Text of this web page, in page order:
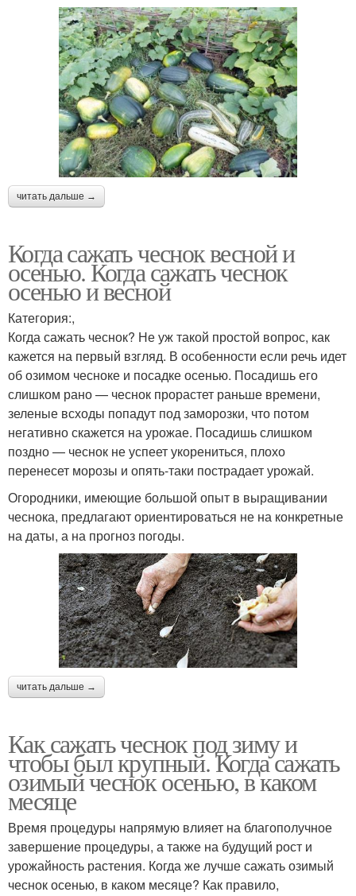
читать дальше →
Когда сажать чеснок весной и
осенью. Когда сажать чеснок
осенью и весной
Категория:,
Когда сажать чеснок? Не уж такой простой вопрос, как
кажется на первый взгляд. В особенности если речь идет
об озимом чесноке и посадке осенью. Посадишь его
слишком рано — чеснок прорастет раньше времени,
зеленые всходы попадут под заморозки, что потом
негативно скажется на урожае. Посадишь слишком
поздно — чеснок не успеет укорениться, плохо
перенесет морозы и опять-таки пострадает урожай.
Огородники, имеющие большой опыт в выращивании
чеснока, предлагают ориентироваться не на конкретные
на даты, а на прогноз погоды.
читать дальше →
Как сажать чеснок под зиму и
чтобы был крупный. Когда сажать
озимый чеснок осенью, в каком
месяце
Время процедуры напрямую влияет на благополучное
завершение процедуры, а также на будущий рост и
урожайность растения. Когда же лучше сажать озимый
чеснок осенью, в каком месяце? Как правило,